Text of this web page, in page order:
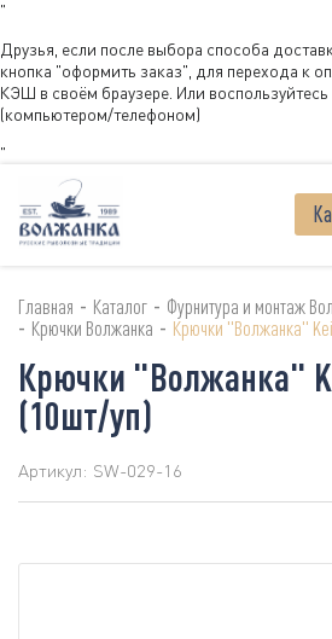
"
Друзья, если после выбора способа
кнопка "оформить заказ", для перехода к
КЭШ в своём браузере. Или
(компьютером/телефоном)
"
Главная - Каталог - Фурнитура и монтаж
- Крючки Волжанка - Крючки "Волжанка"
Крючки "Волжанка"
(10шт/уп)
Артикул: SW-029-16